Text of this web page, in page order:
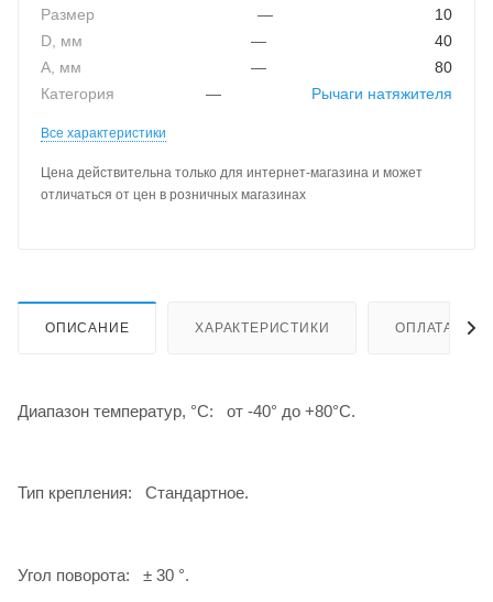
Размер
—
10
D, мм
—
40
A, мм
—
80
Категория
— Рычаги натяжителя
Все характеристики
Цена действительна только для интернет-магазина и может
отличаться от цен в розничных магазинах
ОПИСАНИЕ ХАРАКТЕРИСТИКИ ОПЛАТА
Диапазон температур, °C: от -40° до +80°С.
Тип крепления: Стандартное.
Угол поворота: ± 30 °.